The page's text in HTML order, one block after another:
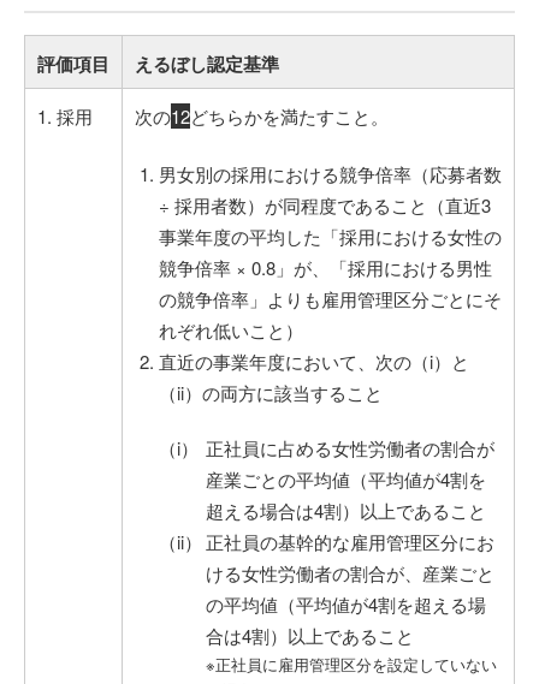
評価項目 えるぼし認定基準
1. 採用 次の12どちらかを満たすこと。
男女別の採用における競争倍率（応募者数
÷ 採用者数）が同程度であること（直近3
事業年度の平均した「採用における女性の
競争倍率 × 0.8」が、「採用における男性
の競争倍率」よりも雇用管理区分ごとにそ
れぞれ低いこと）
直近の事業年度において、次の（i）と
（ii）の両方に該当すること
正社員に占める女性労働者の割合が
産業ごとの平均値（平均値が4割を
超える場合は4割）以上であること
正社員の基幹的な雇用管理区分にお
ける女性労働者の割合が、産業ごと
の平均値（平均値が4割を超える場
合は4割）以上であること
※正社員に雇用管理区分を設定していない